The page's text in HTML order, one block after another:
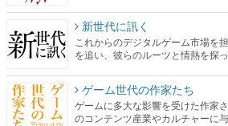
新世代に訊く
これからのデジタルゲーム市場を
を追い、彼らのルーツと情熱を探っ
ゲーム世代の作家たち
ゲームに多大な影響を受けた作家
のコンテンツ産業やカルチャーに